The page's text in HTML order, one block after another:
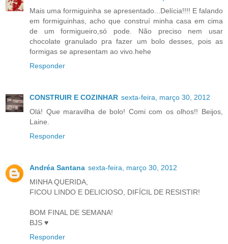
Mais uma formiguinha se apresentado...Delícia!!!! E falando
em formiguinhas, acho que construí minha casa em cima
de um formigueiro,só pode. Não preciso nem usar
chocolate granulado pra fazer um bolo desses, pois as
formigas se apresentam ao vivo.hehe
Responder
CONSTRUIR E COZINHAR sexta-feira, março 30, 2012
Olá! Que maravilha de bolo! Comi com os olhos!! Beijos,
Laine.
Responder
Andréa Santana sexta-feira, março 30, 2012
MINHA QUERIDA,
FICOU LINDO E DELICIOSO, DIFÍCIL DE RESISTIR!
BOM FINAL DE SEMANA!
BJS ♥
Responder